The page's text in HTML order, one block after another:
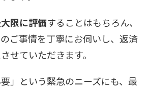
限に評価することはもちろん、
ご事情を丁寧にお伺いし、返済
せていただきます。
要」という緊急のニーズにも、最